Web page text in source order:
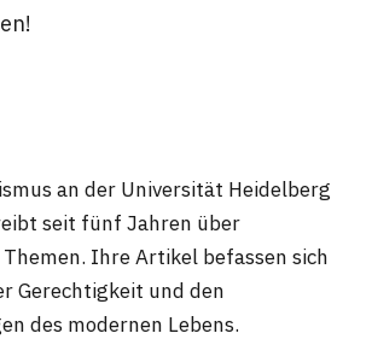
an der Universität Heidelberg
seit fünf Jahren über
Ihre Artikel befassen sich
Gerechtigkeit und den
des modernen Lebens.